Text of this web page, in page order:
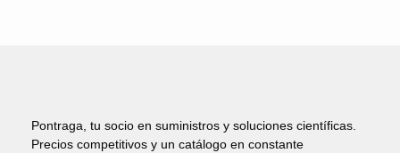
Pontraga, tu socio en suministros y soluciones científicas.
Precios competitivos y un catálogo en constante